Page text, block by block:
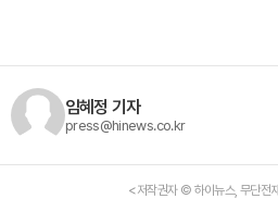
임혜정 기자
press@hinews.co.kr
<저작권자 © 하이뉴스, 무단전